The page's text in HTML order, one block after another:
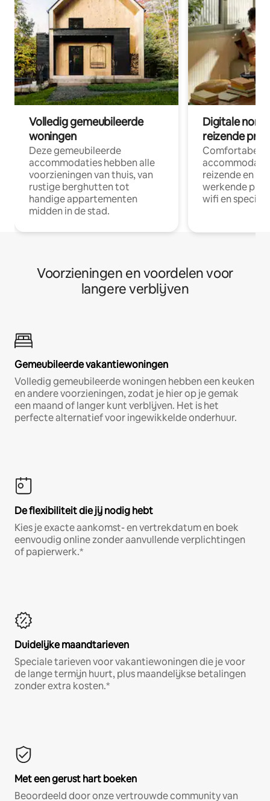
Volledig gemeubileerde
woningen
Deze gemeubileerde
accommodaties hebben alle
voorzieningen van thuis, van
rustige berghutten tot
handige appartementen
midden in de stad.
Digitale
reizende
Comfortabele
reizende en
werkende
wifi en
Voorzieningen en voordelen voor
langere verblijven
Gemeubileerde vakantiewoningen
Volledig gemeubileerde woningen hebben een keuken
en andere voorzieningen, zodat je hier op je gemak
een maand of langer kunt verblijven. Het is het
perfecte alternatief voor ingewikkelde onderhuur.
De flexibiliteit die jij nodig hebt
Kies je exacte aankomst- en vertrekdatum en boek
eenvoudig online zonder aanvullende verplichtingen
of papierwerk.*
Duidelijke maandtarieven
Speciale tarieven voor vakantiewoningen die je voor
de lange termijn huurt, plus maandelijkse betalingen
zonder extra kosten.*
Met een gerust hart boeken
Beoordeeld door onze vertrouwde community van